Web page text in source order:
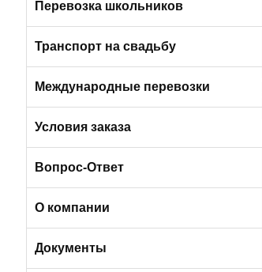
Автобусами и микроавтобусами
Легковыми авто и минивэнами
Перевозка школьников
Транспорт на свадьбу
Автобусы
Микроавтобусы
Международные перевозки
Условия заказа
Отличия трансфера от аренды
Порядок оплаты услуг
Условия возврата
Вопрос-Ответ
О компании
О компании БизнесБас
Документы